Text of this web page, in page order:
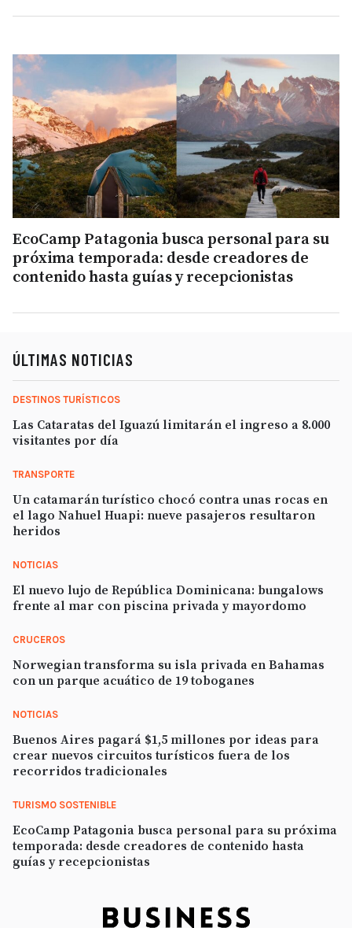
EcoCamp Patagonia busca personal para su
próxima temporada: desde creadores de
contenido hasta guías y recepcionistas
ÚLTIMAS NOTICIAS
DESTINOS TURÍSTICOS
Las Cataratas del Iguazú limitarán el ingreso a 8.000
visitantes por día
TRANSPORTE
Un catamarán turístico chocó contra unas rocas en
el lago Nahuel Huapi: nueve pasajeros resultaron
heridos
NOTICIAS
El nuevo lujo de República Dominicana: bungalows
frente al mar con piscina privada y mayordomo
CRUCEROS
Norwegian transforma su isla privada en Bahamas
con un parque acuático de 19 toboganes
NOTICIAS
Buenos Aires pagará $1,5 millones por ideas para
crear nuevos circuitos turísticos fuera de los
recorridos tradicionales
TURISMO SOSTENIBLE
EcoCamp Patagonia busca personal para su próxima
temporada: desde creadores de contenido hasta
guías y recepcionistas